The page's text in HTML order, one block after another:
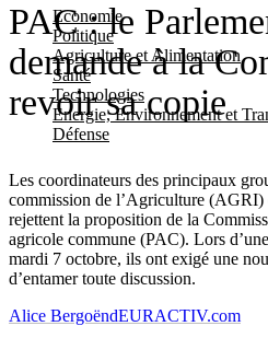
Economie
Politique
Agriculture et Alimentation
Santé
Technologies
Energie, Environnement et
Défense
PAC : le
demande à la
revoir sa copie
Les coordinateurs des principaux
commission de l’Agriculture (AGRI)
rejettent la proposition de la
agricole commune (PAC). Lors
mardi 7 octobre, ils ont exigé une
d’entamer toute discussion.
Alice BergoëndEURACTIV.com